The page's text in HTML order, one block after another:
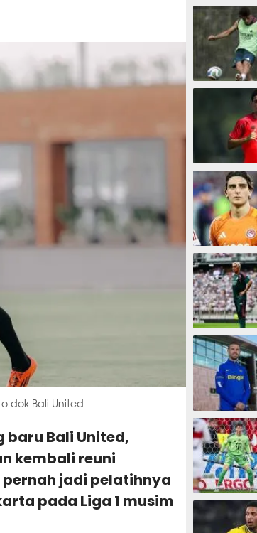
dok Bali United
baru Bali United,
kembali reuni
jadi pelatihnya
pada Liga 1 musim
1 menit 16
1 menit 19
13 menit 4
23 menit 15
27 menit 8
27 menit 54
31 menit 23